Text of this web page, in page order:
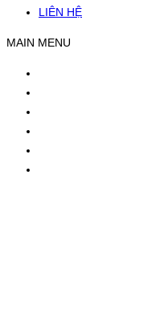
LIÊN HỆ
MAIN MENU